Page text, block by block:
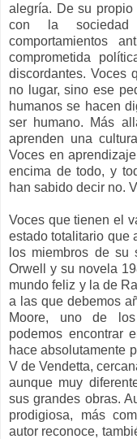
alegría. De su propio
con la
comportamientos
comprometida
discordantes. Voces
no lugar, sino ese
humanos se hacen
ser humano. Más
aprenden una
Voces en
encima de todo, y
han sabido decir no.
Voces que tienen el
estado totalitario que
los miembros de su
Orwell y su novela
mundo feliz y la de
a las que debemos
Moore, uno de
podemos encontrar
hace absolutamente
V de Vendetta,
aunque muy
sus grandes obras.
prodigiosa, más
autor reconoce,